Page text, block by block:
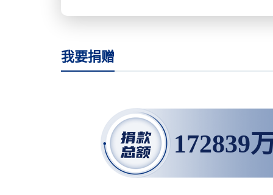
我要捐赠
172839